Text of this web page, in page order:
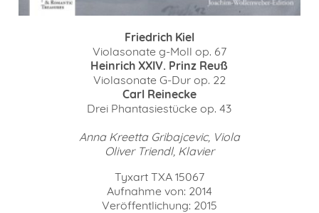
Friedrich Kiel
Violasonate g-Moll op. 67
Heinrich XXIV. Prinz Reuß
Violasonate G-Dur op. 22
Carl Reinecke
Drei Phantasiestücke op. 43
Anna Kreetta Gribajcevic, Viola
Oliver Triendl, Klavier
Tyxart TXA 15067
Aufnahme von: 2014
Veröffentlichung: 2015